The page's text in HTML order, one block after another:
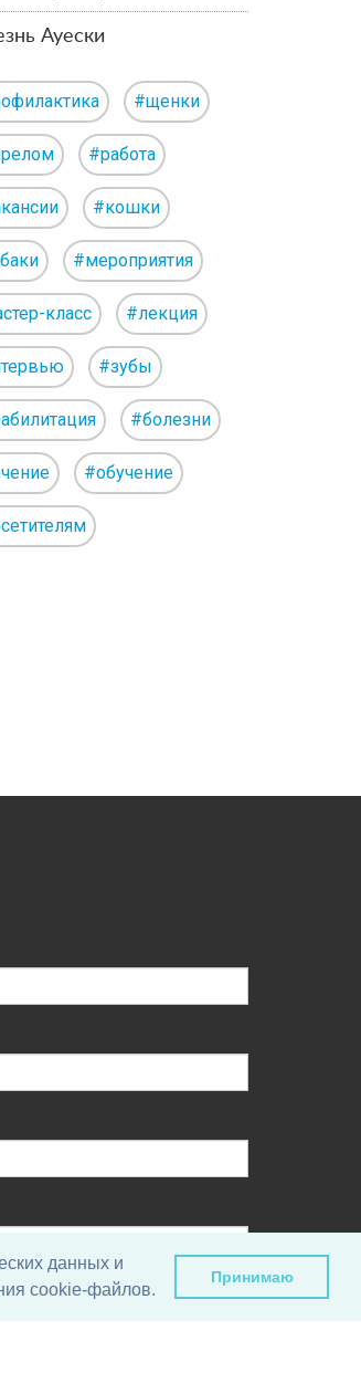
данных и
cookie-файлов.
Принимаю
Ауески
#щенки
#работа
#кошки
#мероприятия
класс #лекция
#зубы
#болезни
#обучение